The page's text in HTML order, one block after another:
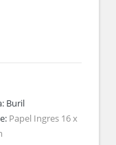
Buril
Papel Ingres 16 x